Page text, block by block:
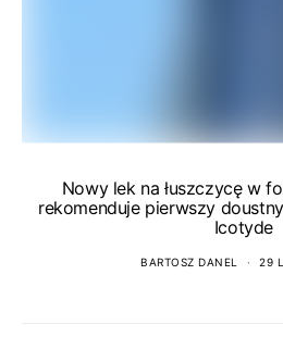
Nowy lek na łuszczycę w
rekomenduje pierwszy
Icotyde
BARTOSZ DANEL 29